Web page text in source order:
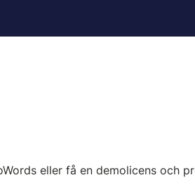
eller få en demolicens och